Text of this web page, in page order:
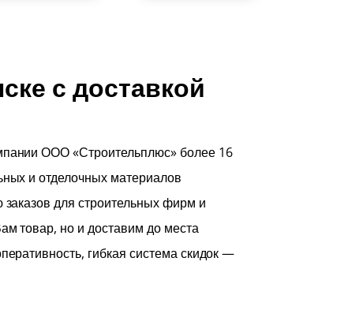
с доставкой
ООО «Строительплюс» более 16
и отделочных материалов
заказов для строительных фирм и
товар, но и доставим до места
гибкая система скидок —